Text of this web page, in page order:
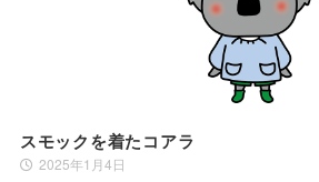
スモックを着たコアラ
2025年1月4日